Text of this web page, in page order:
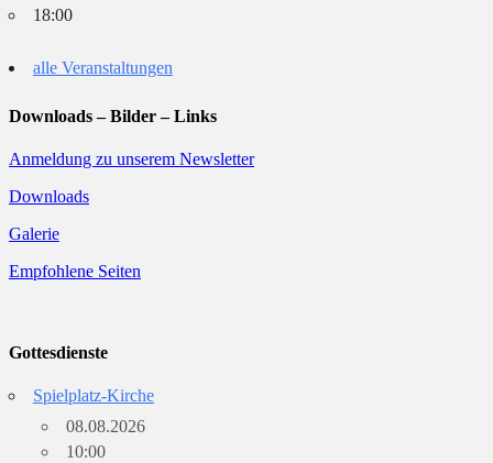
18:00
alle Veranstaltungen
Downloads – Bilder – Links
Anmeldung zu unserem Newsletter
Downloads
Galerie
Empfohlene Seiten
Gottesdienste
Spielplatz-Kirche
08.08.2026
10:00